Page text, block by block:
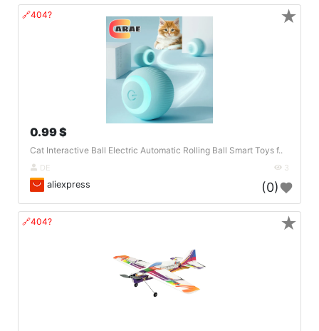
🔗404?
0.99 $
Cat Interactive Ball Electric Automatic Rolling Ball Smart Toys f..
DE 3
aliexpress (0)
★
🔗404? ★